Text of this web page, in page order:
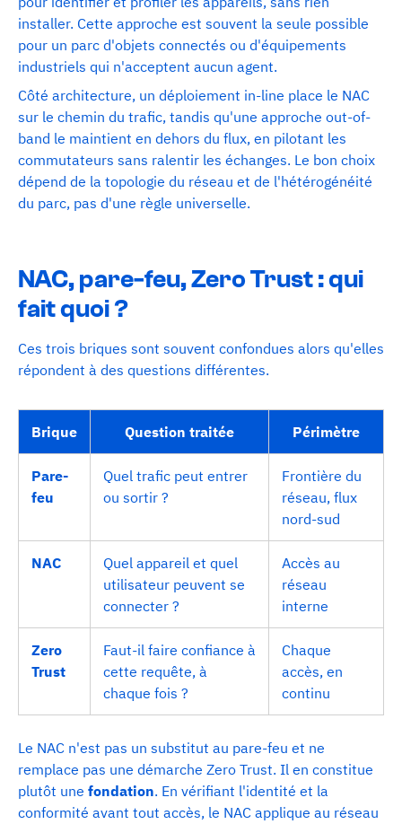
installer. Cette approche est souvent la seule possible
pour un parc d'objets connectés ou d'équipements
industriels qui n'acceptent aucun agent.
Côté architecture, un déploiement in-line place le NAC
sur le chemin du trafic, tandis qu'une approche out-of-
band le maintient en dehors du flux, en pilotant les
commutateurs sans ralentir les échanges. Le bon choix
dépend de la topologie du réseau et de l'hétérogénéité
du parc, pas d'une règle universelle.
NAC, pare-feu, Zero Trust : qui
fait quoi ?
Ces trois briques sont souvent confondues alors qu'elles
répondent à des questions différentes.
Brique Question traitée Périmètre
Pare-
feu
Quel trafic peut entrer
ou sortir ?
Frontière du
réseau, flux
nord-sud
NAC
Quel appareil et quel
utilisateur peuvent se
connecter ?
Accès au
réseau
interne
Zero
Trust
Faut-il faire confiance à
cette requête, à
chaque fois ?
Chaque
accès, en
continu
Le NAC n'est pas un substitut au pare-feu et ne
remplace pas une démarche Zero Trust. Il en constitue
plutôt une fondation. En vérifiant l'identité et la
conformité avant tout accès, le NAC applique au réseau